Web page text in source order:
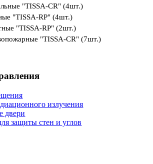
"TISSA-CR" (4шт.)
"TISSA-RP" (4шт.)
"TISSA-RP" (2шт.)
"TISSA-CR" (7шт.)
излучения
двери
защиты стен и углов